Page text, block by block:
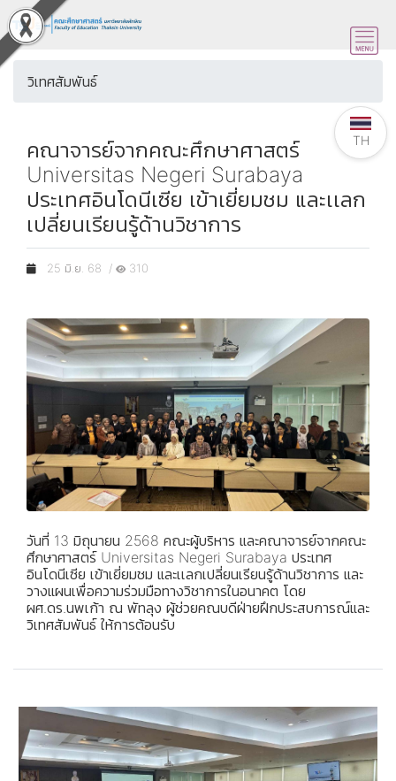
วิเทศสัมพันธ์
คณาจารย์จากคณะศึกษาศาสตร์
Universitas Negeri Surabaya
ประเทศอินโดนีเซีย เข้าเยี่ยมชม และเเลก
เปลี่ยนเรียนรู้ด้านวิชาการ
25 มิ.ย. 68 / 310
วันที่ 13 มิถุนายน 2568 คณะผู้บริหาร และคณาจารย์จากคณะ
ศึกษาศาสตร์ Universitas Negeri Surabaya ประเทศ
อินโดนีเซีย เข้าเยี่ยมชม และเเลกเปลี่ยนเรียนรู้ด้านวิชาการ และ
วางแผนเพื่อความร่วมมือทางวิชาการในอนาคต โดย
ผศ.ดร.นพเก้า ณ พัทลุง ผู้ช่วยคณบดีฝ่ายฝึกประสบการณ์และ
วิเทศสัมพันธ์ ให้การต้อนรับ
TH